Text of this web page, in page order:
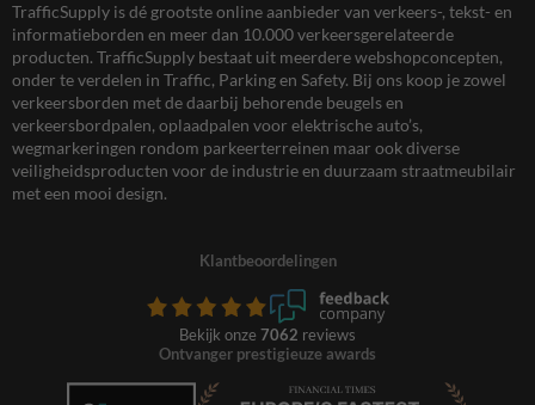
TrafficSupply is dé grootste online aanbieder van verkeers-, tekst- en
informatieborden en meer dan 10.000 verkeersgerelateerde
producten. TrafficSupply bestaat uit meerdere webshopconcepten,
onder te verdelen in Traffic, Parking en Safety. Bij ons koop je zowel
verkeersborden met de daarbij behorende beugels en
verkeersbordpalen, oplaadpalen voor elektrische auto’s,
wegmarkeringen rondom parkeerterreinen maar ook diverse
veiligheidsproducten voor de industrie en duurzaam straatmeubilair
met een mooi design.
Klantbeoordelingen
Bekijk onze 7062 reviews
Ontvanger prestigieuze awards